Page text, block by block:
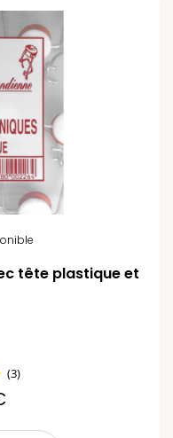
tête plastique et
(3)